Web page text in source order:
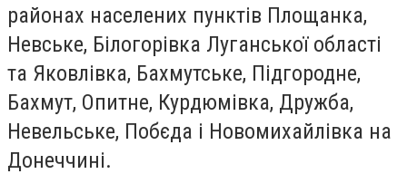
районах населених пунктів Площанка,
Невське, Білогорівка Луганської області
та Яковлівка, Бахмутське, Підгородне,
Бахмут, Опитне, Курдюмівка, Дружба,
Невельське, Побєда і Новомихайлівка на
Донеччині.